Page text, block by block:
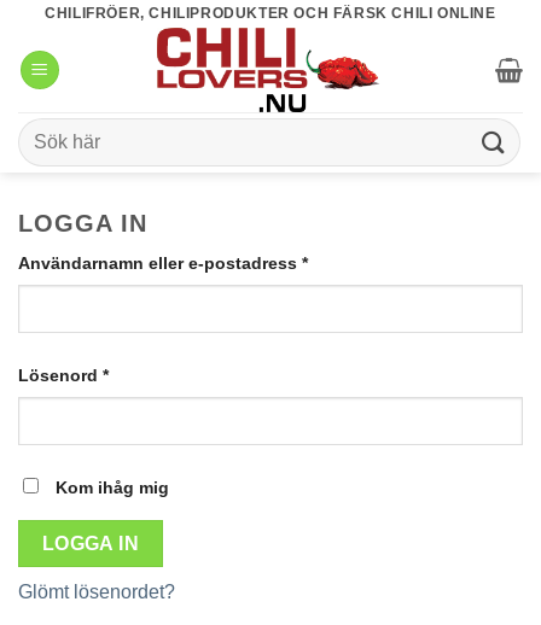
content
CHILIFRÖER, CHILIPRODUKTER OCH FÄRSK CHILI ONLINE
Sök
efter:
LOGGA IN
Användarnamn eller e-postadress *Obligatoriskt
Lösenord *Obligatoriskt
Kom ihåg mig
LOGGA IN
Glömt lösenordet?